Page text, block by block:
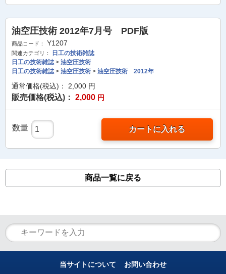
油空圧技術 2012年7月号 PDF版
商品コード： Y1207
関連カテゴリ：
日工の技術雑誌
日工の技術雑誌> 油空圧技術
日工の技術雑誌> 油空圧技術 > 油空圧技術 2012年
通常価格(税込)： 2,000 円
販売価格(税込)： 2,000 円
数量 カートに入れる
商品一覧に戻る
当サイトについて お問い合わせ